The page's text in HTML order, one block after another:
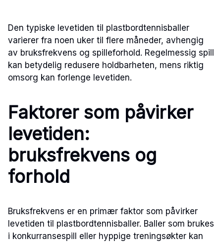
Den typiske levetiden til plastbordtennisballer
varierer fra noen uker til flere måneder, avhengig
av bruksfrekvens og spilleforhold. Regelmessig spill
kan betydelig redusere holdbarheten, mens riktig
omsorg kan forlenge levetiden.
Faktorer som påvirker
levetiden:
bruksfrekvens og
forhold
Bruksfrekvens er en primær faktor som påvirker
levetiden til plastbordtennisballer. Baller som brukes
i konkurransespill eller hyppige treningsøkter kan